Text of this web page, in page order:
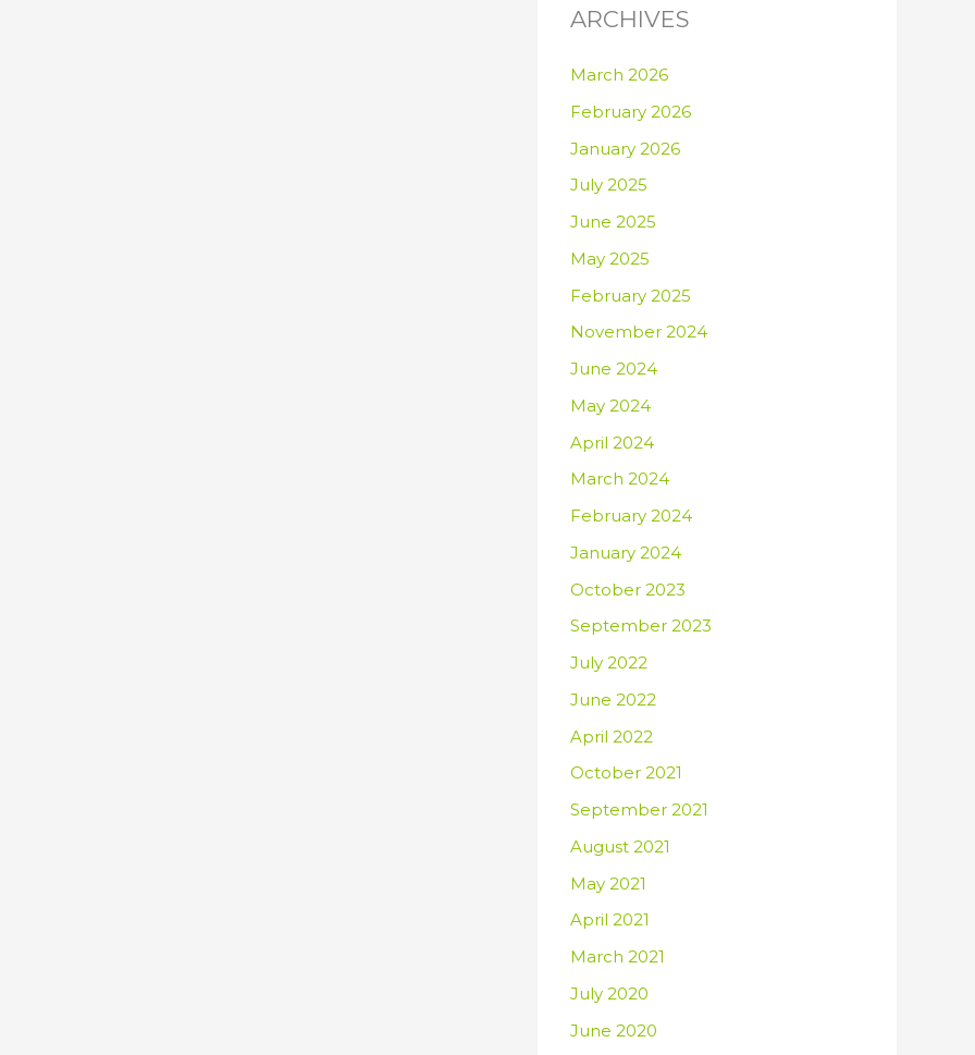
ARCHIVES
March 2026
February 2026
January 2026
July 2025
June 2025
May 2025
February 2025
November 2024
June 2024
May 2024
April 2024
March 2024
February 2024
January 2024
October 2023
September 2023
July 2022
June 2022
April 2022
October 2021
September 2021
August 2021
May 2021
April 2021
March 2021
July 2020
June 2020